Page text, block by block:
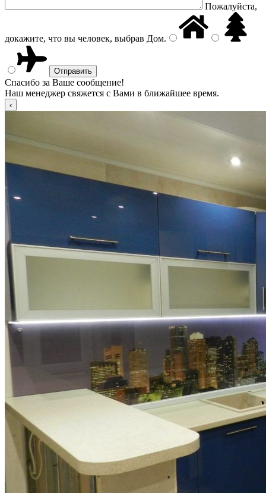
Пожалуйста,
докажите, что вы человек, выбрав Дом.
Спасибо за Ваше сообщение!
Наш менеджер свяжется с Вами в ближайшее время.